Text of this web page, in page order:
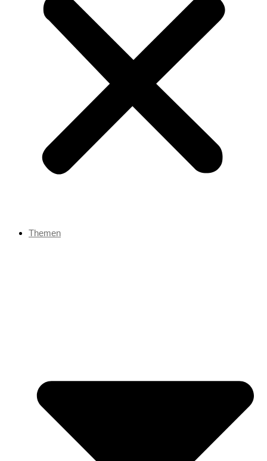
Themen